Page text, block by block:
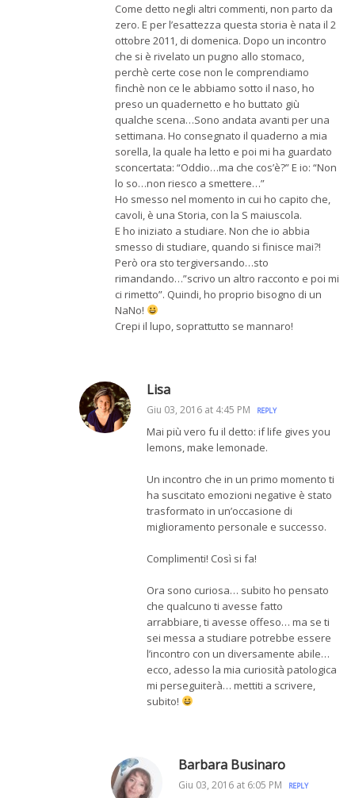
Come detto negli altri commenti, non parto da
zero. E per l’esattezza questa storia è nata il 2
ottobre 2011, di domenica. Dopo un incontro
che si è rivelato un pugno allo stomaco,
perchè certe cose non le comprendiamo
finchè non ce le abbiamo sotto il naso, ho
preso un quadernetto e ho buttato giù
qualche scena…Sono andata avanti per una
settimana. Ho consegnato il quaderno a mia
sorella, la quale ha letto e poi mi ha guardato
sconcertata: “Oddio…ma che cos’è?” E io: “Non
lo so…non riesco a smettere…”
Ho smesso nel momento in cui ho capito che,
cavoli, è una Storia, con la S maiuscola.
E ho iniziato a studiare. Non che io abbia
smesso di studiare, quando si finisce mai?!
Però ora sto tergiversando…sto
rimandando…”scrivo un altro racconto e poi mi
ci rimetto”. Quindi, ho proprio bisogno di un
NaNo!
Crepi il lupo, soprattutto se mannaro!
Lisa
Giu 03, 2016 at 4:45 PM REPLY
Mai più vero fu il detto: if life gives you
lemons, make lemonade.
Un incontro che in un primo momento ti
ha suscitato emozioni negative è stato
trasformato in un’occasione di
miglioramento personale e successo.
Complimenti! Così si fa!
Ora sono curiosa… subito ho pensato
che qualcuno ti avesse fatto
arrabbiare, ti avesse offeso… ma se ti
sei messa a studiare potrebbe essere
l’incontro con un diversamente abile…
ecco, adesso la mia curiosità patologica
mi perseguiterà… mettiti a scrivere,
subito!
Barbara Businaro
Giu 03, 2016 at 6:05 PM REPLY